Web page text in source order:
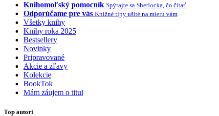
Knihomoľský pomocník Spýtajte sa Sherlocka, čo čítať
Odporúčame pre vás Knižné tipy ušité na mieru vám
Všetky knihy
Knihy roka 2025
Bestsellery
Novinky
Pripravované
Akcie a zľavy
Kolekcie
BookTok
Mám záujem o titul
Top autori